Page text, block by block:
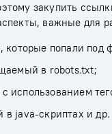
закупить
важные для
которые попали
в robots.txt;
использованием
в java-скриптах и др.